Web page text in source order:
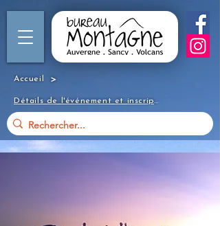
Accueil >
Détails de l'événement et inscription